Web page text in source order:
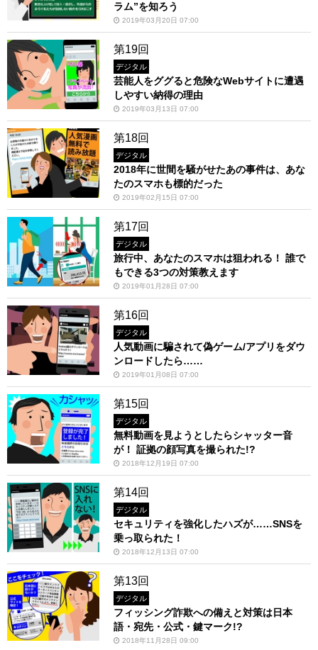
ラム”を知ろう
2019年03月20日 07:00
第19回
デジタル
芸能人をググると危険なWebサイトに遭遇
しやすい納得の理由
2019年03月13日 07:00
第18回
デジタル
2018年に世間を騒がせたあの事件は、あな
たのスマホも標的だった
2019年02月15日 07:00
第17回
デジタル
旅行中、あなたのスマホは狙われる！ 誰で
もできる3つの対策教えます
2019年01月28日 07:00
第16回
デジタル
人気動画に騙されて偽ゲーム/アプリをダウ
ンロードしたら……
2019年01月08日 07:00
第15回
デジタル
無料動画を見ようとしたらシャッター音
が！ 証拠の顔写真を撮られた!?
2018年12月19日 07:00
第14回
デジタル
セキュリティを強化したハズが……SNSを
乗っ取られた！
2018年12月13日 07:00
第13回
デジタル
フィッシング詐欺への備えと対策は日本
語・宛先・公式・鍵マーク!?
2018年11月28日 09:00